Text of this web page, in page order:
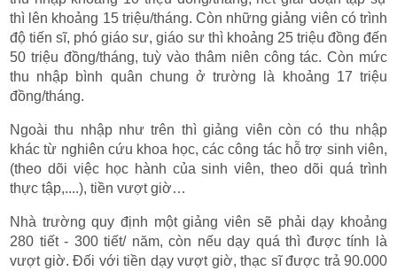
thì lên khoảng 15 triệu/tháng. Còn những giảng viên có trình
độ tiến sĩ, phó giáo sư, giáo sư thì khoảng 25 triệu đồng đến
50 triệu đồng/tháng, tuỳ vào thâm niên công tác. Còn mức
thu nhập bình quân chung ở trường là khoảng 17 triệu
đồng/tháng.
Ngoài thu nhập như trên thì giảng viên còn có thu nhập
khác từ nghiên cứu khoa học, các công tác hỗ trợ sinh viên,
(theo dõi việc học hành của sinh viên, theo dõi quá trình
thực tập,....), tiền vượt giờ…
Nhà trường quy định một giảng viên sẽ phải dạy khoảng
280 tiết - 300 tiết/ năm, còn nếu dạy quá thì được tính là
vượt giờ. Đối với tiền dạy vượt giờ, thạc sĩ được trả 90.000